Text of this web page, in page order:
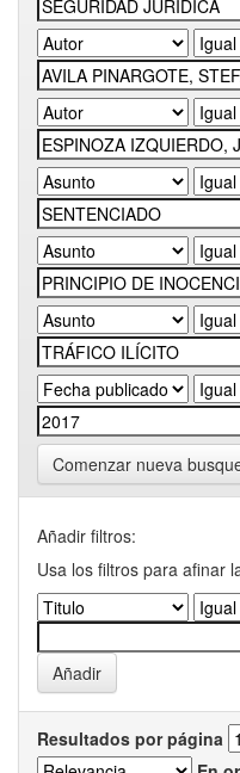
Comenzar nueva
Añadir filtros:
Usa los filtros para afinar
Resultados por página